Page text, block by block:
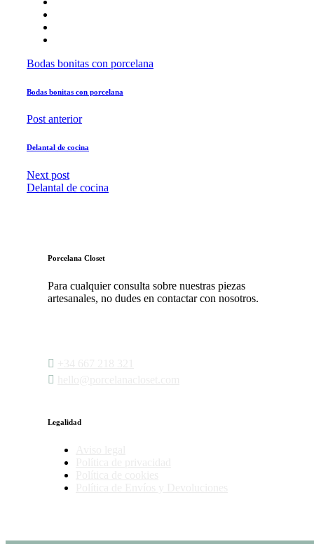
Bodas bonitas con porcelana
Bodas bonitas con porcelana
Post anterior
Delantal de cocina
Next post
Delantal de cocina
Porcelana Closet
Para cualquier consulta sobre nuestras piezas
artesanales, no dudes en contactar con nosotros.
Legalidad